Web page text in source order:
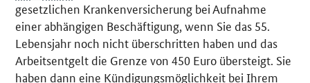
gesetzlichen Krankenversicherung bei Aufnahme
einer abhängigen Beschäftigung, wenn Sie das 55.
Lebensjahr noch nicht überschritten haben und das
Arbeitsentgelt die Grenze von 450 Euro übersteigt. Sie
haben dann eine Kündigungsmöglichkeit bei Ihrem